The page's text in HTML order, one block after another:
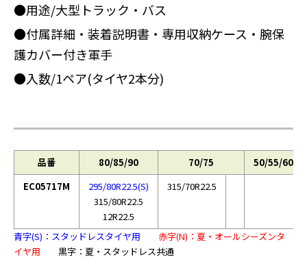
●用途/大型トラック・バス
●付属詳細・装着説明書・専用収納ケース・腕保
護カバー付き軍手
●入数/1ペア(タイヤ2本分)
品番 80/85/90 70/75
50/55/60/65
EC05717M
295/80R22.5(S)
315/80R22.5
12R22.5
315/70R22.5
青字(S)：スタッドレスタイヤ用
赤字(N)：夏・オールシーズンタ
イヤ用 黒字：夏・スタッドレス共通